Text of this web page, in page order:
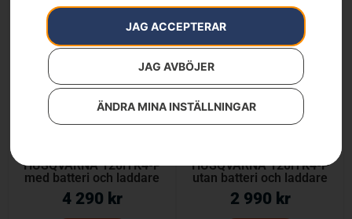
JAG ACCEPTERAR
JAG AVBÖJER
ÄNDRA MINA INSTÄLLNINGAR
HUSQVARNA 120iTK4-P
med batteri och laddare
4 290 kr
HUSQVARNA 120iTK4-P
utan batteri och laddare
2 990 kr